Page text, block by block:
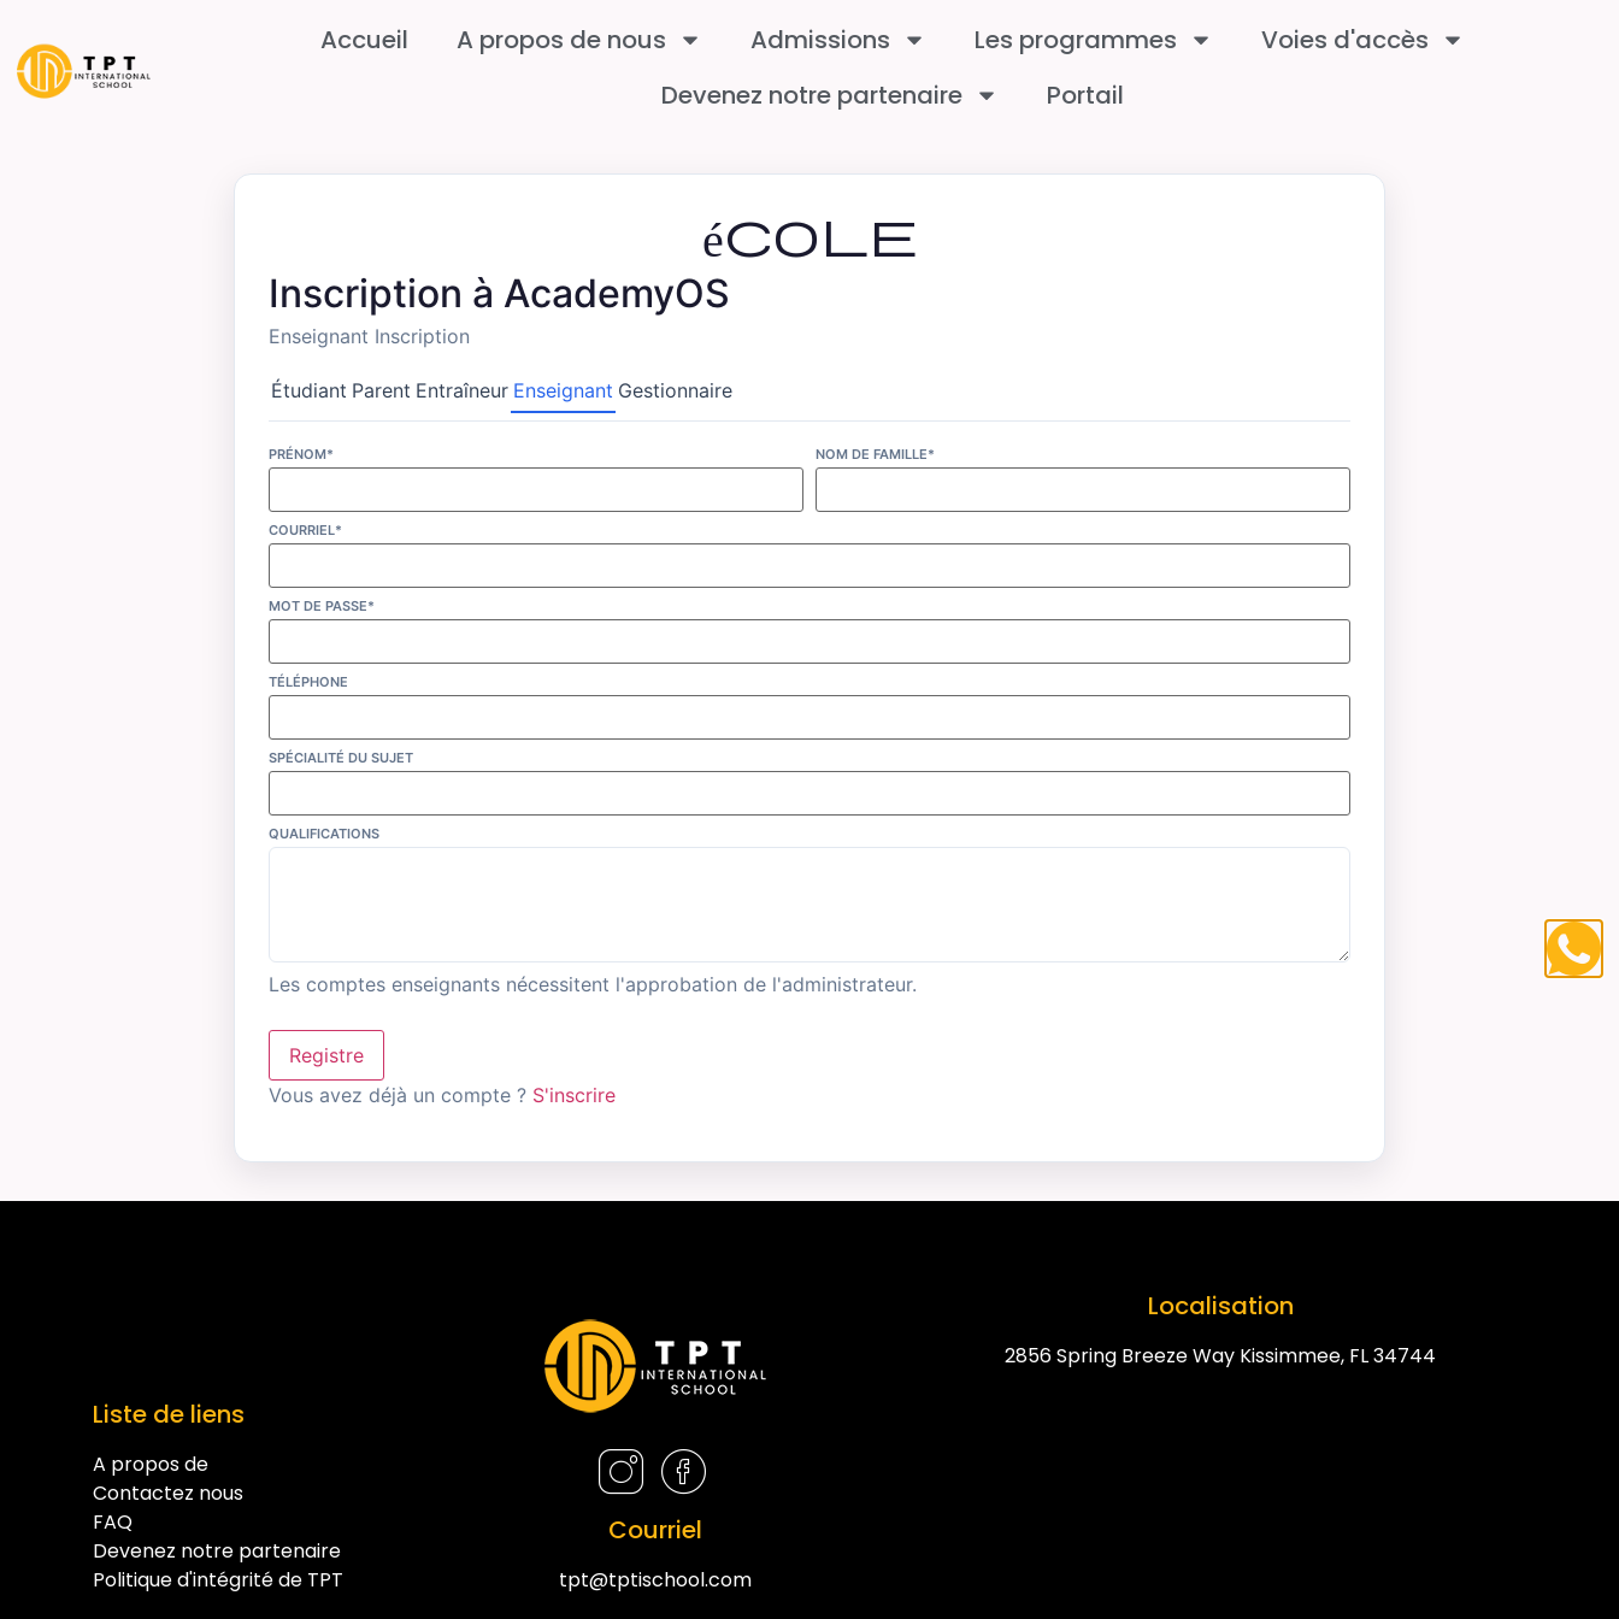
Accueil A propos de nous Admissions Les programmes
Voies d'accès
Devenez notre partenaire
Portail
école
Inscription à AcademyOS
Enseignant Inscription
Étudiant Parent Entraîneur Enseignant Gestionnaire
PRÉNOM* NOM DE FAMILLE*
COURRIEL*
MOT DE PASSE*
TÉLÉPHONE
SPÉCIALITÉ DU SUJET
QUALIFICATIONS
Les comptes enseignants nécessitent l'approbation de l'administrateur.
Registre
Vous avez déjà un compte ? S'inscrire
Liste de liens
A propos de
Contactez nous
FAQ
Devenez notre partenaire
Politique d'intégrité de TPT
Courriel
tpt@tptischool.com
Localisation
2856 Spring Breeze Way Kissimmee, FL 34744